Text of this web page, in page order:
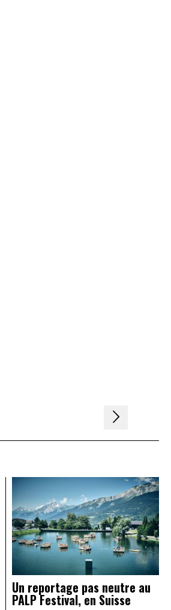
Un reportage pas neutre au
PALP Festival, en Suisse